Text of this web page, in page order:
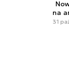
na
31